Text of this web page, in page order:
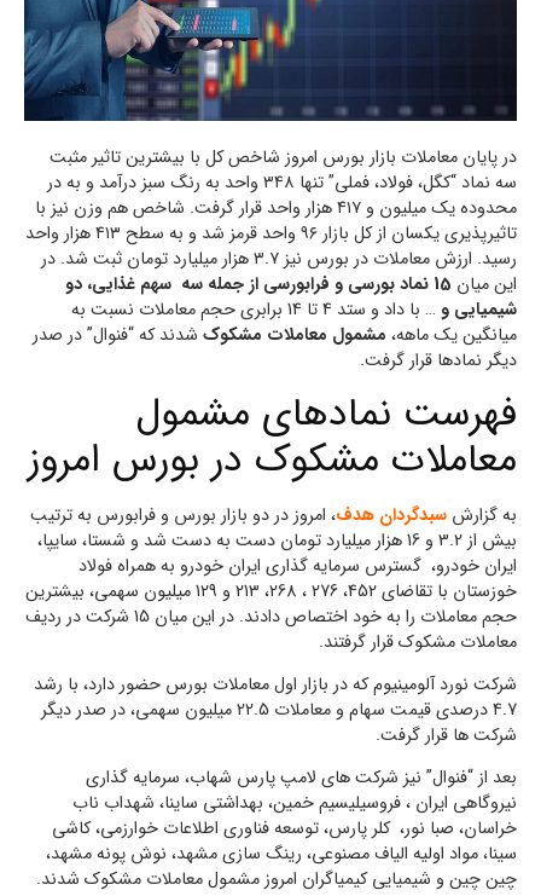
در پایان معاملات بازار بورس امروز شاخص کل با بیشترین تاثیر مثبت
سه نماد “کگل، فولاد، فملی” تنها ۳۴۸ واحد به رنگ سبز درآمد و به در
محدوده یک میلیون و ۴۱۷ هزار واحد قرار گرفت. شاخص هم وزن نیز با
تاثیرپذیری یکسان از کل بازار ۹۶ واحد قرمز شد و به سطح ۴۱۳ هزار واحد
رسید. ارزش معاملات در بورس نیز ۳.۷ هزار میلیارد تومان ثبت شد. در
این میان
15 نماد بورسی و فرابورسی از جمله سه سهم غذایی، دو
شیمیایی و
… با داد و ستد 4 تا 14 برابری حجم معاملات نسبت به
میانگین یک ماهه، مشمول معاملات مشکوک شدند که “فنوال” در صدر
دیگر نمادها قرار گرفت.
فهرست نمادهای مشمول
معاملات مشکوک در بورس امروز
به گزارش سبدگردان هدف، امروز در دو بازار بورس و فرابورس به ترتیب
بیش از 3.2 و 16 هزار میلیارد تومان دست به دست شد و شستا، سایپا،
ایران خودرو، گسترس سرمایه گذاری ایران خودرو به همراه فولاد
خوزستان با تقاضای 452، 276 ، 268، 213 و 129 میلیون سهمی، بیشترین
حجم معاملات را به خود اختصاص دادند. در این میان 15 شرکت در ردیف
معاملات مشکوک قرار گرفتند.
شرکت نورد آلومینیوم که در بازار اول معاملات بورس حضور دارد، با رشد
4.7 درصدی قیمت سهام و معاملات 22.5 میلیون سهمی، در صدر دیگر
شرکت ها قرار گرفت.
بعد از “فنوال” نیز شرکت های لامپ پارس شهاب، سرمایه گذاری
نیروگاهی ایران ، فروسیلیسیم خمین، بهداشتی ساینا، شهداب ناب
خراسان، صبا نور، کلر پارس، توسعه فناوری اطلاعات خوارزمی، کاشی
سینا، مواد اولیه الیاف مصنوعی، رینگ سازی مشهد، نوش پونه مشهد،
چین چین و شیمیایی کیمیاگران امروز مشمول معاملات مشکوک شدند.